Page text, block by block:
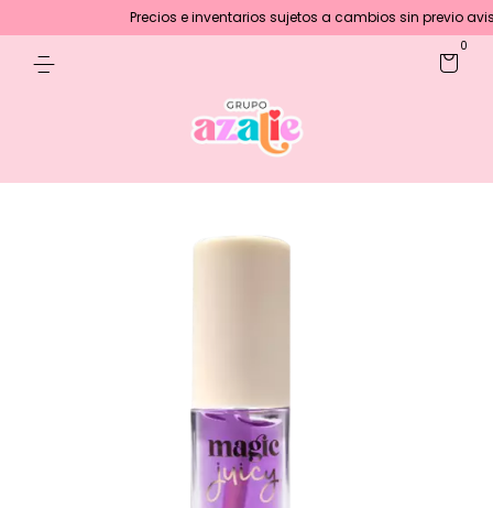
Precios e inventarios sujetos a cambios sin previo
0